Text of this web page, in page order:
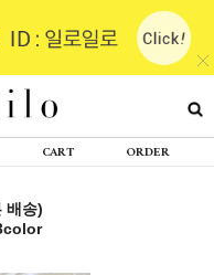
CART ORDER
배송)